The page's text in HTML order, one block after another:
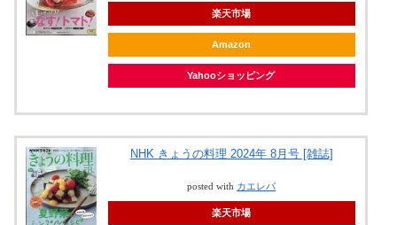
楽天市場
Amazon
Yahooショッピング
NHK きょうの料理 2024年 8月号 [雑誌]
posted with カエレバ
楽天市場